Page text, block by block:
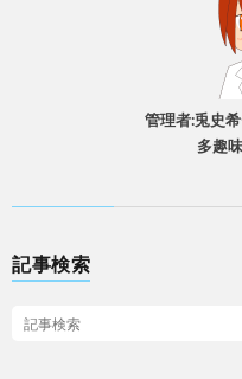
管理者:兎史
多趣
記事検索